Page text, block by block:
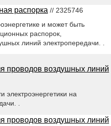
распорка // 2325746
и может быть
распорок,
линий электропередачи. .
проводов воздушных линий
электроэнергетики на
.
проводов воздушных линий